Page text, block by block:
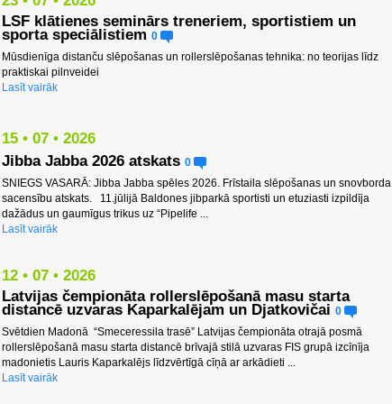
LSF klātienes seminārs treneriem, sportistiem un
sporta speciālistiem 0
Mūsdienīga distanču slēpošanas un rollerslēpošanas tehnika: no teorijas līdz
praktiskai pilnveidei
Lasīt vairāk
15 • 07 • 2026
Jibba Jabba 2026 atskats 0
SNIEGS VASARĀ: Jibba Jabba spēles 2026. Frīstaila slēpošanas un snovborda
sacensību atskats. 11.jūlijā Baldones jibparkā sportisti un etuziasti izpildīja
dažādus un gaumīgus trikus uz “Pipelife ...
Lasīt vairāk
12 • 07 • 2026
Latvijas čempionāta rollerslēpošanā masu starta
distancē uzvaras Kaparkalējam un Djatkovičai 0
Svētdien Madonā “Smeceressila trasē” Latvijas čempionāta otrajā posmā
rollerslēpošanā masu starta distancē brīvajā stilā uzvaras FIS grupā izcīnīja
madonietis Lauris Kaparkalējs līdzvērtīgā cīņā ar arkādieti ...
Lasīt vairāk